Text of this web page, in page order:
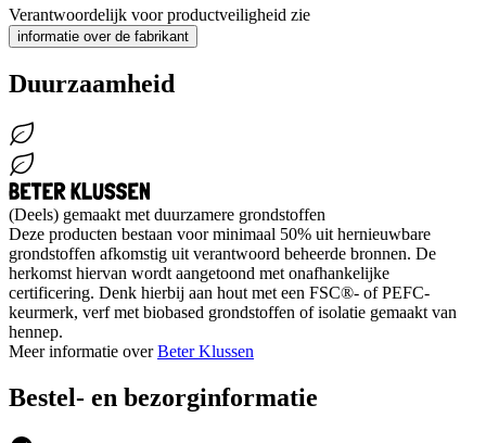
Verantwoordelijk voor productveiligheid zie
informatie over de fabrikant
Duurzaamheid
(Deels) gemaakt met duurzamere grondstoffen
Deze producten bestaan voor minimaal 50% uit hernieuwbare
grondstoffen afkomstig uit verantwoord beheerde bronnen. De
herkomst hiervan wordt aangetoond met onafhankelijke
certificering. Denk hierbij aan hout met een FSC®- of PEFC-
keurmerk, verf met biobased grondstoffen of isolatie gemaakt van
hennep.
Meer informatie overBeter Klussen
Bestel- en bezorginformatie